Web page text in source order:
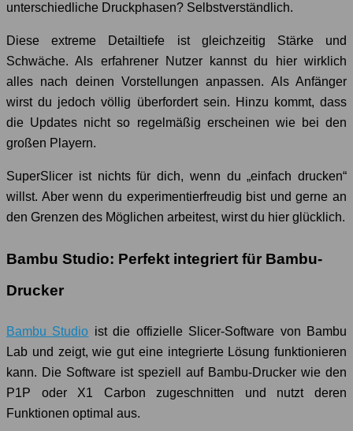
unterschiedliche Druckphasen? Selbstverständlich.
Diese extreme Detailtiefe ist gleichzeitig Stärke und
Schwäche. Als erfahrener Nutzer kannst du hier wirklich
alles nach deinen Vorstellungen anpassen. Als Anfänger
wirst du jedoch völlig überfordert sein. Hinzu kommt, dass
die Updates nicht so regelmäßig erscheinen wie bei den
großen Playern.
SuperSlicer ist nichts für dich, wenn du „einfach drucken“
willst. Aber wenn du experimentierfreudig bist und gerne an
den Grenzen des Möglichen arbeitest, wirst du hier glücklich.
Bambu Studio: Perfekt integriert für Bambu-
Drucker
Bambu Studio ist die offizielle Slicer-Software von Bambu
Lab und zeigt, wie gut eine integrierte Lösung funktionieren
kann. Die Software ist speziell auf Bambu-Drucker wie den
P1P oder X1 Carbon zugeschnitten und nutzt deren
Funktionen optimal aus.